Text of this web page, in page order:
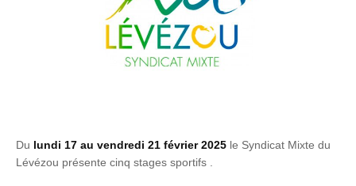
Du lundi 17 au vendredi 21 février 2025 le Syndicat Mixte du
Lévézou présente cinq stages sportifs .